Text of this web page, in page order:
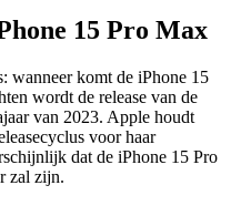
15 Pro Max
wanneer komt de iPhone 15
wordt de release van de
van 2023. Apple houdt
voor haar
dat de iPhone 15 Pro
zal zijn.